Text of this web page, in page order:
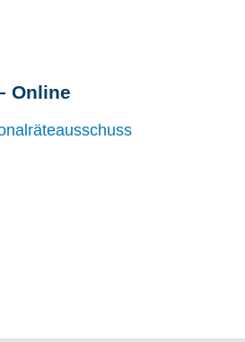
Online